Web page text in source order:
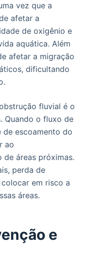
vez que a
afetar a
de oxigênio e
aquática. Além
afetar a migração
dificultando
fluvial é o
Quando o fluxo de
de escoamento do
ao
de áreas próximas.
perda de
em risco a
áreas.
e